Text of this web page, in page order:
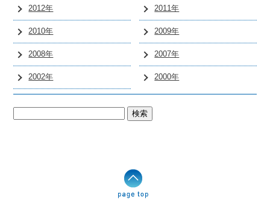
2012年 2011年
2010年 2009年
2008年 2007年
2002年 2000年